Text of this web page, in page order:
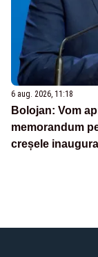
6 aug. 2026, 11:18
Bolojan: Vom
memorandum
creșele